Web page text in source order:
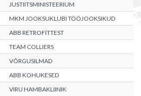
JUSTIITSMINISTEERIUM
MKM JOOKSUKLUBI TÖÖJOOKSIKUD
ABB RETROFITTEST
TEAM COLLIERS
VÕRGUSILMAD
ABB KOHUKESED
VIRU HAMBAKLIINIK